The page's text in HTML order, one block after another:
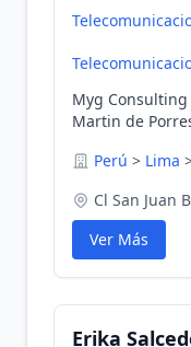
Myg Consulting
Martin de
Perú > Lima
Cl San Juan
Ver Más
Erika